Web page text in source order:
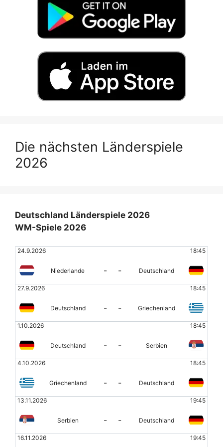
Die nächsten Länderspiele
2026
Deutschland Länderspiele 2026
WM-Spiele 2026
24.9.2026 18:45
Niederlande - - Deutschland
27.9.2026 18:45
Deutschland - - Griechenland
1.10.2026 18:45
Deutschland - - Serbien
4.10.2026 18:45
Griechenland - - Deutschland
13.11.2026 19:45
Serbien - - Deutschland
16.11.2026 19:45